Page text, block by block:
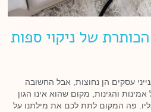
של ניקוי ספות
עסקים הן נחוצות, אבל החשובה
והגינות, מקום שהוא אינו הגון
פה המקום לתת לכם את מילתנו על